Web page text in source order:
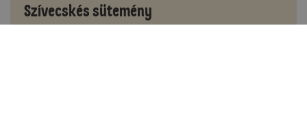
Szívecskés sütemény